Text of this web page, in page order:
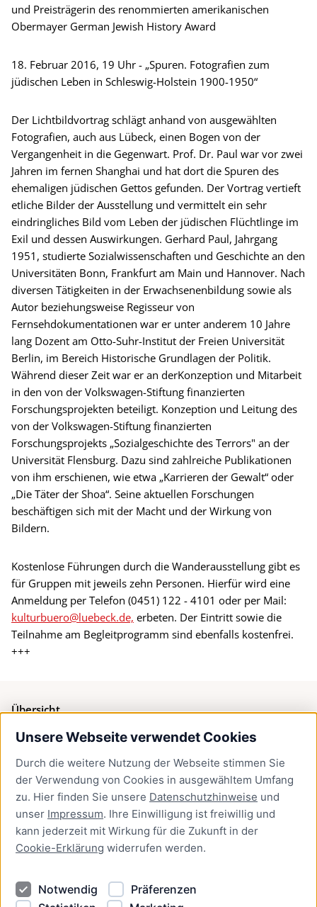
Unsere Webseite verwendet Cookies
Durch die weitere Nutzung der Webseite stimmen Sie
der Verwendung von Cookies in ausgewähltem Umfang
zu. Hier finden Sie unsere Datenschutzhinweise und
unser Impressum. Ihre Einwilligung ist freiwillig und
kann jederzeit mit Wirkung für die Zukunft in der
Cookie-Erklärung widerrufen werden.
Notwendig
Präferenzen
und Preisträgerin des renommierten amerikanischen
Obermayer German Jewish History Award
18. Februar 2016, 19 Uhr - „Spuren. Fotografien zum
jüdischen Leben in Schleswig-Holstein 1900-1950“
Der Lichtbildvortrag schlägt anhand von ausgewählten
Fotografien, auch aus Lübeck, einen Bogen von der
Vergangenheit in die Gegenwart. Prof. Dr. Paul war vor zwei
Jahren im fernen Shanghai und hat dort die Spuren des
ehemaligen jüdischen Gettos gefunden. Der Vortrag vertieft
etliche Bilder der Ausstellung und vermittelt ein sehr
eindringliches Bild vom Leben der jüdischen Flüchtlinge im
Exil und dessen Auswirkungen. Gerhard Paul, Jahrgang
1951, studierte Sozialwissenschaften und Geschichte an den
Universitäten Bonn, Frankfurt am Main und Hannover. Nach
diversen Tätigkeiten in der Erwachsenenbildung sowie als
Autor beziehungsweise Regisseur von
Fernsehdokumentationen war er unter anderem 10 Jahre
lang Dozent am Otto-Suhr-Institut der Freien Universität
Berlin, im Bereich Historische Grundlagen der Politik.
Während dieser Zeit war er an derKonzeption und Mitarbeit
in den von der Volkswagen-Stiftung finanzierten
Forschungsprojekten beteiligt. Konzeption und Leitung des
von der Volkswagen-Stiftung finanzierten
Forschungsprojekts „Sozialgeschichte des Terrors" an der
Universität Flensburg. Dazu sind zahlreiche Publikationen
von ihm erschienen, wie etwa „Karrieren der Gewalt“ oder
„Die Täter der Shoa“. Seine aktuellen Forschungen
beschäftigen sich mit der Macht und der Wirkung von
Bildern.
Kostenlose Führungen durch die Wanderausstellung gibt es
für Gruppen mit jeweils zehn Personen. Hierfür wird eine
Anmeldung per Telefon (0451) 122 - 4101 oder per Mail:
kulturbuero@luebeck.de, erbeten. Der Eintritt sowie die
Teilnahme am Begleitprogramm sind ebenfalls kostenfrei.
+++
Übersicht
Bürgerservice
Presse
Newsletter Lübeck:kompakt
Kontakt
Kontakt
Datenschutzhinweise